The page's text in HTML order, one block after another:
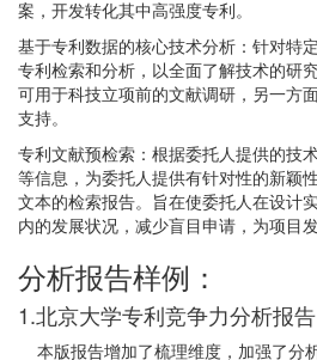
案，开发转化其中高强度专利。
基于专利数据的核心技术分析：针对特
专利检索和分析，以全面了解技术的研
可用于科技立项前的文献调研，另一方
支持。
专利文献预检索：根据委托人提供的技
等信息，为委托人提供有针对性的新颖
文本的检索报告。旨在使委托人在设计
内的发展状况，减少盲目申请，为项目
分析报告样例：
1.北京大学专利竞争力分析报告
本版报告增加了梳理维度，加强了分